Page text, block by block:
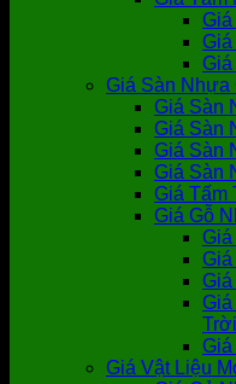
Giá
Giá
Giá Sàn Nhựa
Giá Sàn
Giá Sàn
Giá Sàn
Giá Sàn
Giá Tấm
Giá Gỗ
Trời
Giá Vật Liệu